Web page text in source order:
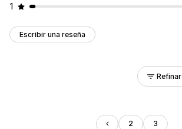
1
Escribir una reseña
Refinar
2 3